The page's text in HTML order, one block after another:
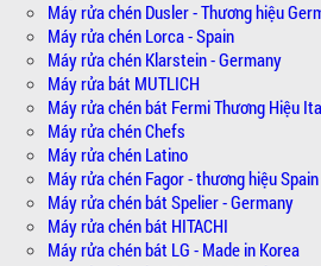
Máy rửa chén Dusler - Thương hiệu
Máy rửa chén Lorca - Spain
Máy rửa chén Klarstein - Germany
Máy rửa bát MUTLICH
Máy rửa chén bát Fermi Thương Hiệu
Máy rửa chén Chefs
Máy rửa chén Latino
Máy rửa chén Fagor - thương hiệu Spain
Máy rửa chén bát Spelier - Germany
Máy rửa chén bát HITACHI
Máy rửa chén bát LG - Made in Korea